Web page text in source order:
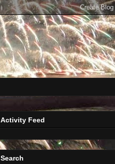
Activity Feed
Search